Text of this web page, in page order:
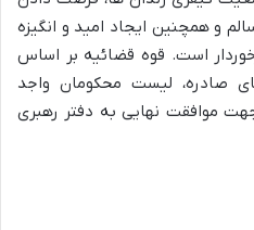
و همچنین ایجاد امید و انگیزه
است. قوه قضائیه بر اساس
صادره، لیست محکومان واجد
موافقت نهایی به دفتر رهبری